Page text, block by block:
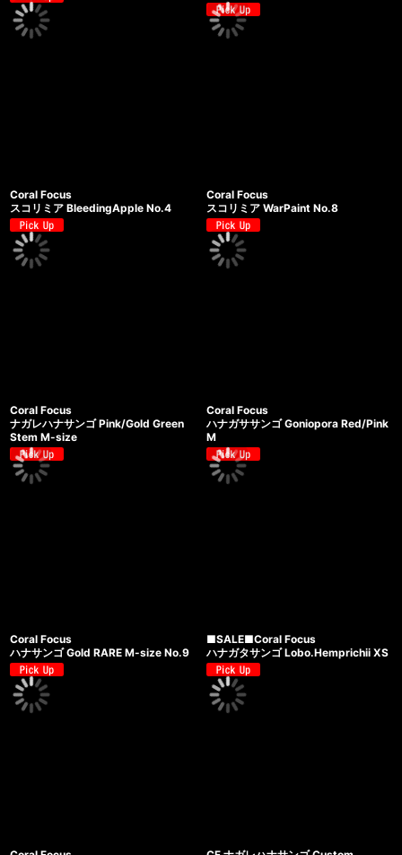
Coral Focus
スコリミア BleedingApple No.4
Coral Focus
スコリミア WarPaint No.8
Coral Focus
ナガレハナサンゴ Pink/Gold Green
Stem M-size
Coral Focus
ハナガササンゴ Goniopora Red/Pink
M
Coral Focus
ハナサンゴ Gold RARE M-size No.9
■SALE■Coral Focus
ハナガタサンゴ Lobo.Hemprichii XS